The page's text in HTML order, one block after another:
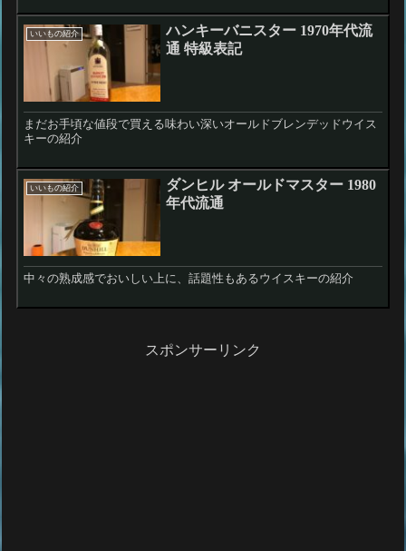
いいもの紹介
ハンキーバニスター 1970年代流
通 特級表記
まだお手頃な値段で買える味わい深いオールドブレンデッドウイス
キーの紹介
いいもの紹介
ダンヒル オールドマスター 1980
年代流通
中々の熟成感でおいしい上に、話題性もあるウイスキーの紹介
スポンサーリンク